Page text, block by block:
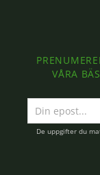
VÅRA
postadress
De uppgifter du